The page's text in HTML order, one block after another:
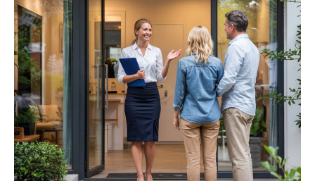
Contacter un conseiller
Estimer/Vendre
Acheter
Recrutement